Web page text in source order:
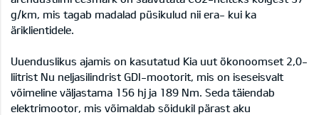
g/km, mis tagab madalad püsikulud nii era- kui ka
äriklientidele.
Uuenduslikus ajamis on kasutatud Kia uut ökonoomset 2,0-
liitrist Nu neljasilindrist GDI-mootorit, mis on iseseisvalt
võimeline väljastama 156 hj ja 189 Nm. Seda täiendab
elektrimootor, mis võimaldab sõidukil pärast aku